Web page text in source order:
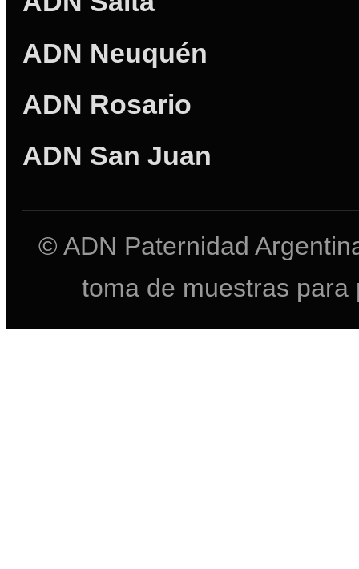
ADN Neuquén
ADN Rosario
ADN San Juan
© ADN Paternidad
toma de muestras para